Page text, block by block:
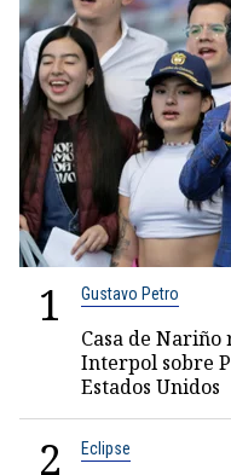
1 Gustavo Petro
Casa de
Interpol sobre
Estados Unidos
2 Eclipse